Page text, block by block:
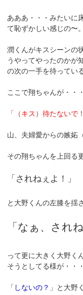
あああ・・・みたいに
て恥ずかしい感じの〜。
潤くんがキスシーンの
うやってやったのかが
の次の一手を待ってい
ここで翔ちゃんが・・・
「（キス）待たないで
山、夫婦愛からの嫉妬
その翔ちゃんを上回る
「されねぇよ！」
と大野くんの左膝を揺
「なぁ、され
って更に大きく大野く
そうとしてる様が・・
「 しないの？ 」と大野